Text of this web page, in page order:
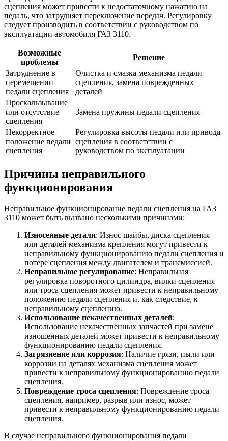
сцепления может привести к недостаточному нажатию на
педаль, что затрудняет переключение передач. Регулировку
следует производить в соответствии с руководством по
эксплуатации автомобиля ГАЗ 3110.
Возможные
проблемы
Решение
Затруднение в
перемещении
педали сцепления
Очистка и смазка механизма педали
сцепления, замена поврежденных
деталей
Проскальзывание
или отсутствие
сцепления
Замена пружины педали сцепления
Некорректное
положение педали
сцепления
Регулировка высоты педали или привода
сцепления в соответствии с
руководством по эксплуатации
Причины неправильного
функционирования
Неправильное функционирование педали сцепления на ГАЗ
3110 может быть вызвано несколькими причинами:
Износенные детали: Износ шайбы, диска сцепления
или деталей механизма крепления могут привести к
неправильному функционированию педали сцепления и
потере сцепления между двигателем и трансмиссией.
Неправильное регулирование: Неправильная
регулировка поворотного цилиндра, вилки сцепления
или троса сцепления может привести к неправильному
положению педали сцепления и, как следствие, к
неправильному сцеплению.
Использование некачественных деталей:
Использование некачественных запчастей при замене
изношенных деталей может привести к неправильному
функционированию педали сцепления.
Загрязнение или коррозия: Наличие грязи, пыли или
коррозии на деталях механизма сцепления может
привести к неправильному функционированию педали
сцепления.
Повреждение троса сцепления: Повреждение троса
сцепления, например, разрыв или износ, может
привести к неправильному функционированию педали
сцепления.
В случае неправильного функционирования педали